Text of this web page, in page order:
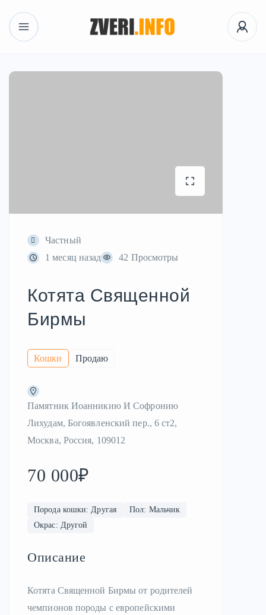
Частный
1 месяц назад
42 Просмотры
Котята Священной
Бирмы
Кошки Продаю
Памятник Иоанникию И Софронию
Лихудам, Богоявленский пер., 6 ст2,
Москва, Россия, 109012
70 000₽
Порода кошки: Другая
Пол: Мальчик
Окрас: Другой
Описание
Котята Священной Бирмы от родителей
чемпионов породы с европейскими